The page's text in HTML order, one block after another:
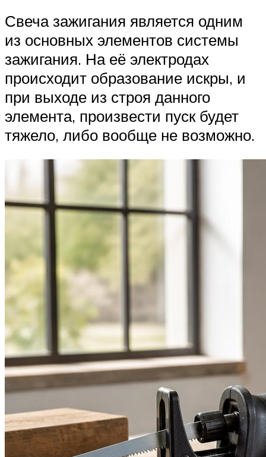
Свеча зажигания является одним
из основных элементов системы
зажигания. На её электродах
происходит образование искры, и
при выходе из строя данного
элемента, произвести пуск будет
тяжело, либо вообще не возможно.